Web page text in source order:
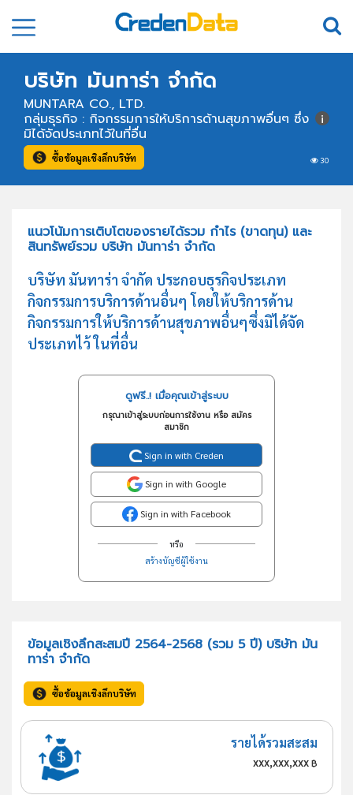
บริษัท มันทาร่า จำกัด
MUNTARA CO., LTD.
30
กลุ่มธุรกิจ : กิจกรรมการให้บริการด้านสุขภาพอื่นๆ ซึ่ง
มิได้จัดประเภทไว้ในที่อื่น
ซื้อข้อมูลเชิงลึกบริษัท
แนวโน้มการเติบโตของรายได้รวม กำไร (ขาดทุน) และ
สินทรัพย์รวม บริษัท มันทาร่า จำกัด
บริษัท มันทาร่า จำกัด ประกอบธุรกิจประเภท
กิจกรรมการบริการด้านอื่นๆ โดยให้บริการด้าน
กิจกรรมการให้บริการด้านสุขภาพอื่นๆซึ่งมิได้จัด
ประเภทไว้ ในที่อื่น
ดูฟรี..! เมื่อคุณเข้าสู่ระบบ
กรุณาเข้าสู่ระบบก่อนการใช้งาน หรือ สมัคร
สมาชิก
Sign in with Creden
Sign in with Google
Sign in with Facebook
หรือ
สร้างบัญชีผู้ใช้งาน
ข้อมูลเชิงลึกสะสมปี 2564-2568 (รวม 5 ปี) บริษัท มัน
ทาร่า จำกัด
ซื้อข้อมูลเชิงลึกบริษัท
รายได้รวมสะสม
xxx,xxx,xxx฿